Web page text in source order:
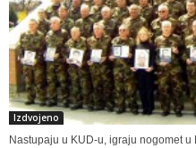
Izdvojeno
Nastupaju u KUD-u, igraju nogomet